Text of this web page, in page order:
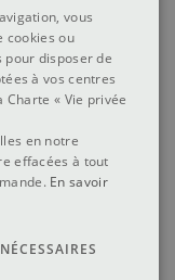
vous
cookies ou
disposer de
à vos centres
Charte « Vie privée
en notre
effacées à tout
En savoir